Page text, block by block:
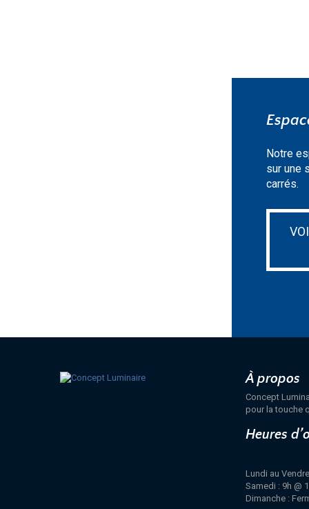
Notre
sur une
carrés.
À propos
Concept
pour la touche
Heures
Lundi au
Samedi : 9h @
Dimanche :